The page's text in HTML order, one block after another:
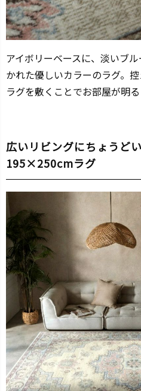
アイボリーベースに、淡いブ
かれた優しいカラーのラグ。
ラグを敷くことでお部屋が明る
広いリビングにちょうど
195×250cmラグ